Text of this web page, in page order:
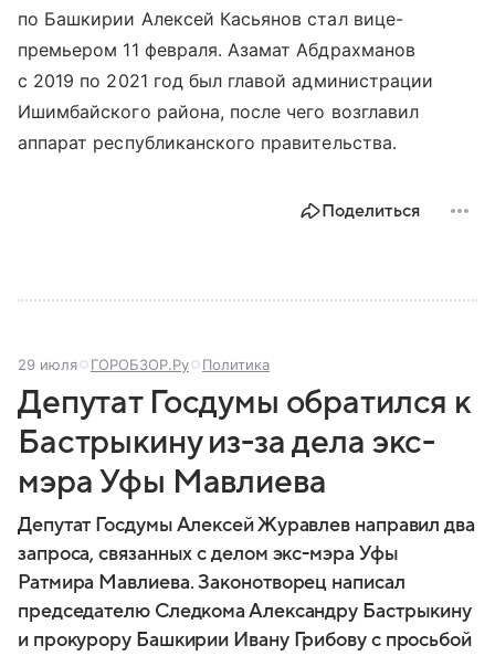
по Башкирии Алексей Касьянов стал вице-
премьером 11 февраля. Азамат Абдрахманов
с 2019 по 2021 год был главой администрации
Ишимбайского района, после чего возглавил
аппарат республиканского правительства.
Поделиться
29 июля ГОРОБЗОР.Ру Политика
Депутат Госдумы обратился к
Бастрыкину из-за дела экс-
мэра Уфы Мавлиева
Депутат Госдумы Алексей Журавлев направил два
запроса, связанных с делом экс-мэра Уфы
Ратмира Мавлиева. Законотворец написал
председателю Следкома Александру Бастрыкину
и прокурору Башкирии Ивану Грибову с просьбой